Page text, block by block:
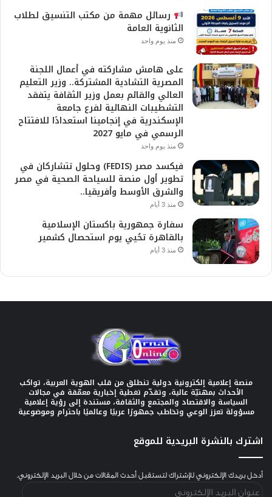
رسائل مهمة من مكتب التنسيق لطلاب
الثانوية العامة
منذ يوم واحد
على هامش مشاركته في أعمال اللجنة
المصرية التشادية المشتركة.. وزير التعليم
العالي والقائم بعمل وزير الثقافة يتفقد
التشطيبات النهائية لفرع جامعة
الإسكندرية في إنجامينا استعدادًا للافتتاح
الرسمي في مايو 2027
منذ يوم واحد
فيكسد مصر (FEDIS) وحلول تتشاركان في
تطوير أول منصة للسياحة الصحية في مصر
والشرق الأوسط وأفريقيا..
منذ 3 أيام
سفارة جمهورية باكستان الإسلامية
بالقاهرة تحُيي يوم استحصال كشمير
منذ 3 أيام
منصة إعلامية إلكترونية دولية تنطلق من قلب الهوية العربية، تواكب
الأحداث بمهنيّة عالية، وتقدّم تغطية إخبارية معمّقة في مجالات
السياسة والاقتصاد والمجتمع والثقافة، مستندة إلى رؤية إعلامية
مسؤولة تعزز الوعي وتخاطب جمهورًا عربيًا وعالميًا باحترام وموضوعية
اشترك بالنشرة البريدية للموقع
أدخل بريدك الإلكتروني للإشتراك لتستقبل أحدث المقالات من خلال البريد الإلكتروني.